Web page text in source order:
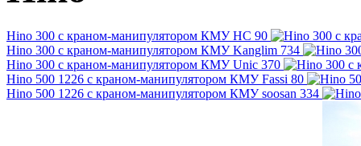
Hino 300 с краном-манипулятором КМУ HC 90
Hino 300 с краном-манипулятором КМУ Kanglim 734
Hino 300 с краном-манипулятором КМУ Unic 370
Hino 500 1226 с краном-манипулятором КМУ Fassi 80
Hino 500 1226 с краном-манипулятором КМУ soosan 334